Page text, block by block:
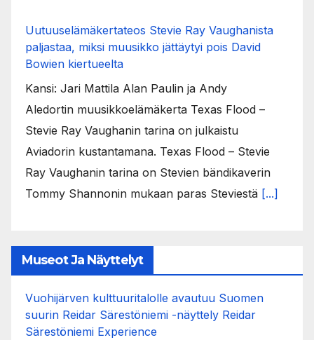
Uutuuselämäkertateos Stevie Ray Vaughanista
paljastaa, miksi muusikko jättäytyi pois David
Bowien kiertueelta
Kansi: Jari Mattila Alan Paulin ja Andy
Aledortin muusikkoelämäkerta Texas Flood –
Stevie Ray Vaughanin tarina on julkaistu
Aviadorin kustantamana. Texas Flood – Stevie
Ray Vaughanin tarina on Stevien bändikaverin
Tommy Shannonin mukaan paras Steviestä [...]
Museot Ja Näyttelyt
Vuohijärven kulttuuritalolle avautuu Suomen
suurin Reidar Särestöniemi -näyttely Reidar
Särestöniemi Experience